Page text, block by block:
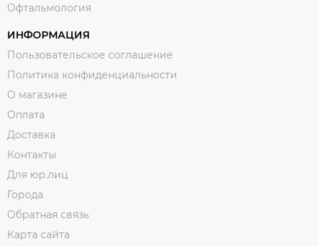
Офтальмология
ИНФОРМАЦИЯ
Пользовательское соглашение
Политика конфиденциальности
О магазине
Оплата
Доставка
Контакты
Для юр.лиц
Города
Обратная связь
Карта сайта